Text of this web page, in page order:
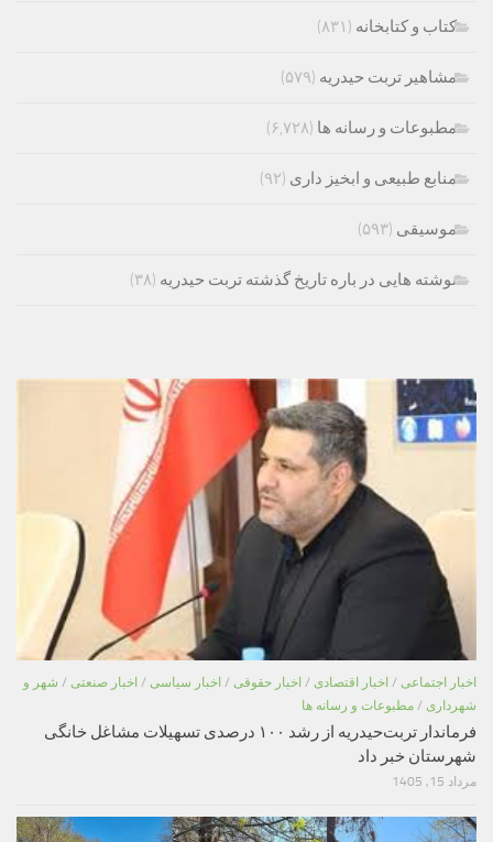
کتاب و کتابخانه (۸۳۱)
مشاهیر تربت حیدریه (۵۷۹)
مطبوعات و رسانه ها (۶,۷۲۸)
منابع طبیعی و ابخیز داری (۹۲)
موسیقی (۵۹۳)
نوشته هایی در باره تاریخ گذشته تربت حیدریه (۳۸)
اخبار اجتماعی / اخبار اقتصادی / اخبار حقوقی / اخبار سیاسی / اخبار صنعتی / شهر و
شهرداری / مطبوعات و رسانه ها
فرماندار تربت‌حیدریه از رشد ۱۰۰ درصدی تسهیلات مشاغل خانگی
شهرستان خبر داد
مرداد 15, 1405